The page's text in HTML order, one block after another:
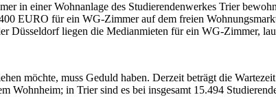
in einer Wohnanlage des Studierendenwerkes Trier
EURO für ein WG-Zimmer auf dem freien
liegen die Medianmieten für ein WG-Zimmer,
möchte, muss Geduld haben. Derzeit beträgt die
Wohnheim; in Trier sind es bei insgesamt 15.494